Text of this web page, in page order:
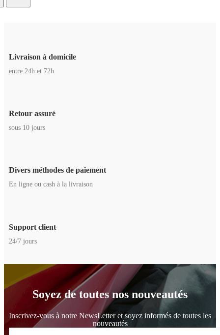
Livraison à domicile
entre 24h et 72h
Retour assuré
sous 10 jours
Divers méthodes de paiement
En ligne ou cash à la livraison
Support client
24/7 jours
Soyez de toutes nos nouveautés
Inscrivez-vous à notre NewsLetter et soyez informés de toutes les
nouveautés